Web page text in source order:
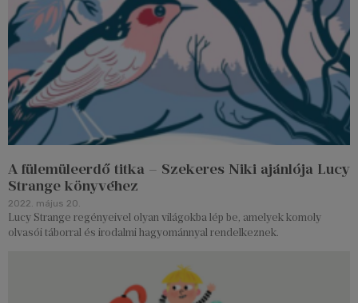
A fülemüleerdő titka – Szekeres Niki ajánlója Lucy
Strange könyvéhez
2022. május 20.
Lucy Strange regényeivel olyan világokba lép be, amelyek komoly
olvasói táborral és irodalmi hagyománnyal rendelkeznek.